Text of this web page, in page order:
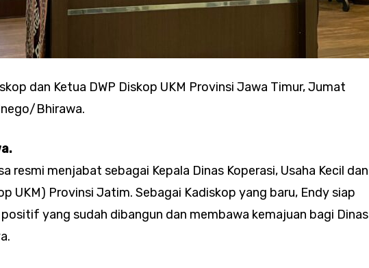
dan Ketua DWP Diskop UKM Provinsi Jawa Timur, Jumat
Bhirawa.
resmi menjabat sebagai Kepala Dinas Koperasi, Usaha Kecil dan
UKM) Provinsi Jatim. Sebagai Kadiskop yang baru, Endy siap
yang sudah dibangun dan membawa kemajuan bagi Dinas